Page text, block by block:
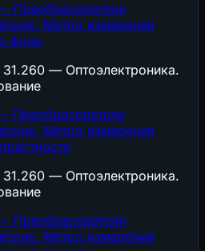
Преобразователи
Метод измерения
фона
— Оптоэлектроника.
Преобразователи
Метод измерения
— Оптоэлектроника.
Преобразователи
Метод измерения